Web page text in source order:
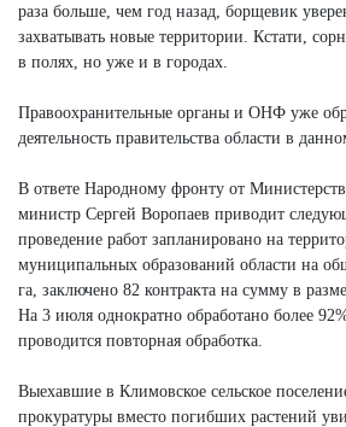
раза больше, чем год назад, борщевик
захватывать новые территории. Кстати,
в полях, но уже и в городах.
Правоохранительные органы и ОНФ уже
деятельность правительства области в
В ответе Народному фронту от
министр Сергей Воропаев приводит
проведение работ запланировано на
муниципальных образований области на
га, заключено 82 контракта на сумму в
На 3 июля однократно обработано более
проводится повторная обработка.
Выехавшие в Климовское сельское
прокуратуры вместо погибших растений